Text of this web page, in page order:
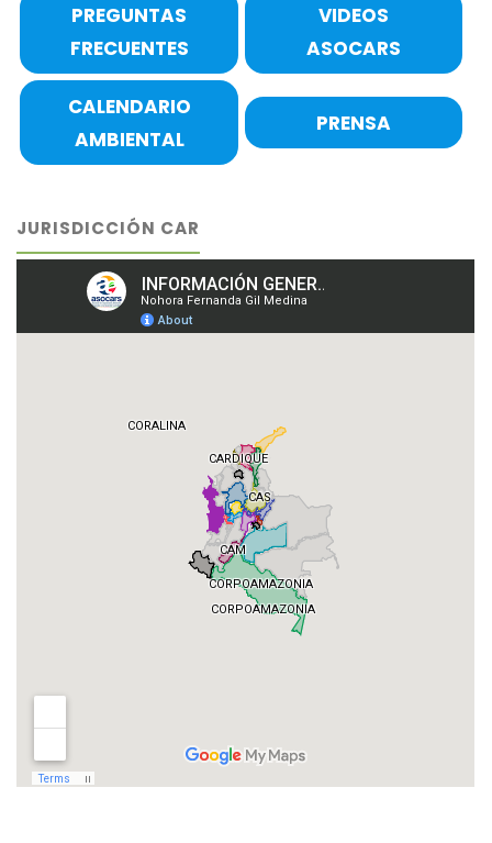
PREGUNTAS
FRECUENTES
VIDEOS
ASOCARS
CALENDARIO
AMBIENTAL
PRENSA
JURISDICCIÓN CAR